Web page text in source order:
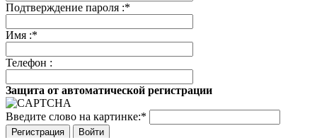
Подтверждение пароля :*
Имя :*
Телефон :
Защита от автоматической регистрации
Введите слово на картинке:*
Войти